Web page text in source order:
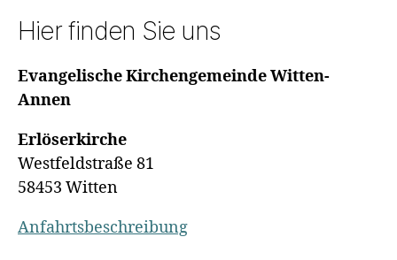
Hier finden Sie uns
Evangelische Kirchengemeinde Witten-
Annen
Erlöserkirche
Westfeldstraße 81
58453 Witten
Anfahrtsbeschreibung